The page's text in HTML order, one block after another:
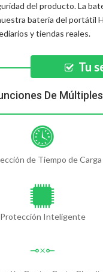
del producto. La
batería del portátil
y tiendas reales.
Tu
De
de Tiempo de Carga
Protección Inteligente